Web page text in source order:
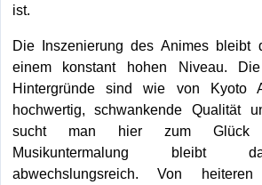
ist.
Die Inszenierung des Animes bleibt
einem konstant hohen Niveau.
Hintergründe sind wie von Kyoto
hochwertig, schwankende Qualität
sucht man hier zum Glück
Musikuntermalung bleibt
abwechslungsreich. Von